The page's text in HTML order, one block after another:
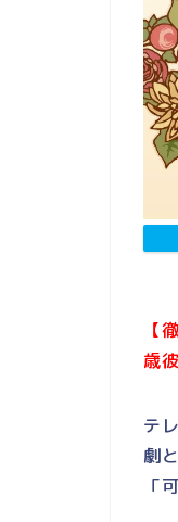
【
歳
テ
劇
「